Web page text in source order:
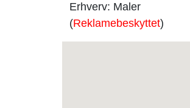
Erhverv: Maler
(Reklamebeskyttet)